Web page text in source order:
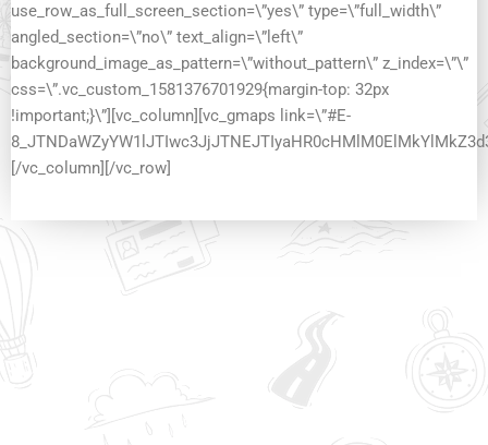
use_row_as_full_screen_section=\”yes\” type=\”full_width\”
angled_section=\”no\” text_align=\”left\”
background_image_as_pattern=\”without_pattern\” z_index=\”\”
css=\”.vc_custom_1581376701929{margin-top: 32px
!important;}\”][vc_column][vc_gmaps link=\”#E-
[/vc_column][/vc_row]